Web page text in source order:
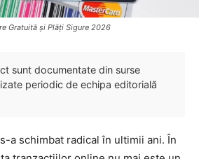
Gratuită și Plăți Sigure 2026
sunt documentate din surse
periodic de echipa editorială
a schimbat radical în ultimii ani. În